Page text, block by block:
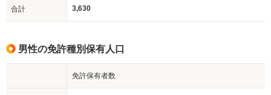
合計 3,630
男性の免許種別保有人口
免許保有者数